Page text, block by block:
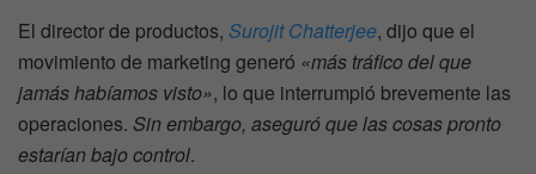
El director de productos, Surojit Chatterjee, dijo que el
movimiento de marketing generó «más tráfico del que
jamás habíamos visto», lo que interrumpió brevemente las
operaciones. Sin embargo, aseguró que las cosas pronto
estarían bajo control.